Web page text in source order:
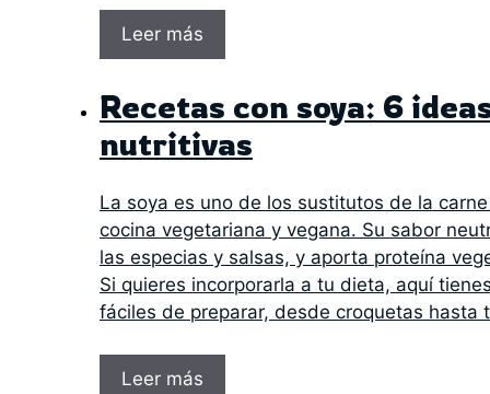
Leer más
Recetas con soya: 6
nutritivas
La soya es uno de los sustitutos de la
cocina vegetariana y vegana. Su sabor
las especias y salsas, y aporta proteína
Si quieres incorporarla a tu dieta, aquí
fáciles de preparar, desde croquetas hasta
Leer más